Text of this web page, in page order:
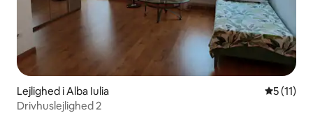
Lejlighed i Alba Iulia 5 ud af 5
5 (11)
Drivhuslejlighed 2